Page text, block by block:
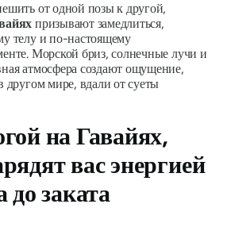
от одной позы к другой,
призывают замедлиться,
телу и по-настоящему
Морской бриз, солнечные лучи и
атмосфера создают ощущение,
другом мире, вдали от суеты
на Гавайях,
вас энергией
до заката